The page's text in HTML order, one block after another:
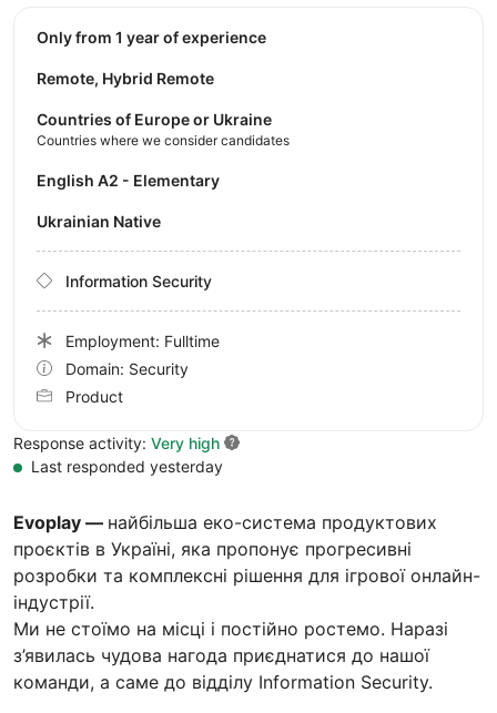
Evoplay — найбільша еко-система продуктових
проєктів в Україні, яка пропонує прогресивні
розробки та комплексні рішення для ігрової онлайн-
індустрії.
Ми не стоїмо на місці і постійно ростемо. Наразі
з’явилась чудова нагода приєднатися до нашої
команди, а саме до відділу Information Security.
Only from 1 year of experience
Remote, Hybrid Remote
Countries of Europe or Ukraine
Countries where we consider candidates
English A2 - Elementary
Ukrainian Native
Information Security
Employment: Fulltime
Domain: Security
Product
Response activity: Very high
Last responded yesterday